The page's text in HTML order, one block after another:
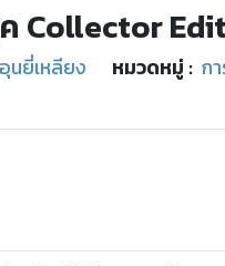
Collector
อุนยี่เหลียง หมวดหมู่ : ก